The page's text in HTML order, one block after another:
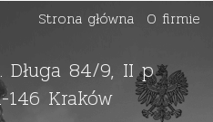
Strona główna O firmie
Długa 84/9, II p
146 Kraków